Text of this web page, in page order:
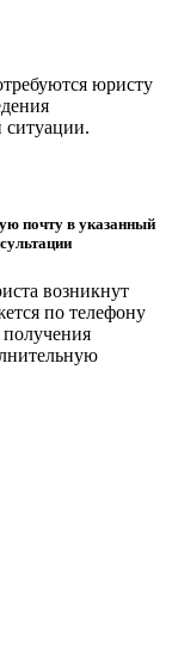
юристу
ситуации.
почту в указанный
возникнут
по телефону